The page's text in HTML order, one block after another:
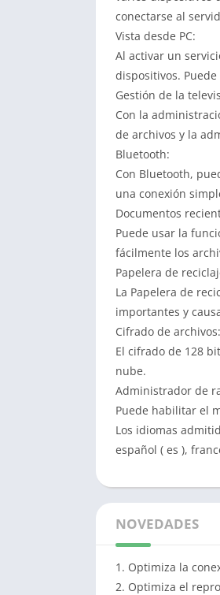
conectarse al
Vista desde PC:
Al activar un
dispositivos.
Gestión de la
Con la
de archivos y la
Bluetooth:
Con Bluetooth,
una conexión
Documentos
Puede usar la
fácilmente los
Papelera de
La Papelera de
importantes y
Cifrado de archivos:
El cifrado de 128
nube.
Administrador de
Puede habilitar el
Los idiomas
español ( es ),
NOVEDADES
1. Optimiza la
2. Optimiza el